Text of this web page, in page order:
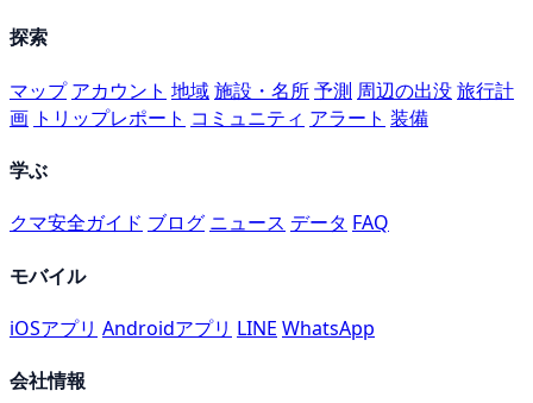
探索
マップ アカウント 地域施設・名所予測 周辺の出没旅行計
画 トリップレポート コミュニティ アラート 装備
学ぶ
クマ安全ガイド ブログ ニュース データ FAQ
モバイル
iOSアプリ Androidアプリ LINE WhatsApp
会社情報